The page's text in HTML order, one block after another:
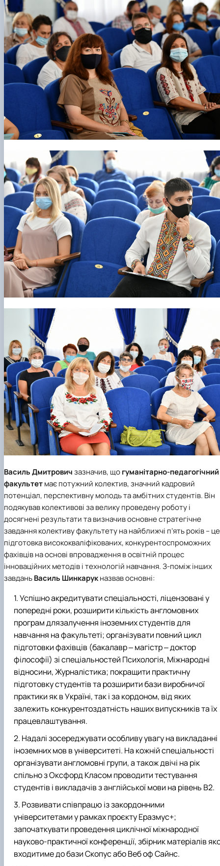
Василь Дмитровичзазначив, щогуманітарно-педагогічний
факультетмає потужний колектив, значний кадровий
потенціал, перспективну молодь та амбітних студентів. Він
подякував колективові за велику проведену роботу і
досягнені результати та визначив основне стратегічне
завдання колективу факультету на найближчі п’ять років – це
підготовка висококваліфікованих, конкурентоспроможних
фахівців на основі впровадження в освітній процес
інноваційних методів і технологій навчання. З-поміж інших
завданьВасиль Шинкарукназвав основні:
Успішно акредитувати спеціальності, ліцензовані у
попередні роки, розширити кількість англомовних
програм длязалучення іноземних студентів для
навчання на факультеті; організувати повний цикл
підготовки фахівців (бакалавр ‒ магістр ‒ доктор
філософії) зі спеціальностей Психологія, Міжнародні
відносини, Журналістика; покращити практичну
підготовку студентів та розширити бази виробничої
практики як в Україні, так і за кордоном, від яких
залежить конкурентоздатність наших випускників та їх
працевлаштування.
Надалі зосереджувати особливу увагу на викладанні
іноземних мов в університеті. На кожній спеціальності
організувати англомовні групи, а також двічі на рік
спільно з Оксфорд Класом проводити тестування
студентів і викладачів з англійської мови на рівень В2.
Розвивати співпрацю із закордонними
університетами у рамках проєкту Еразмус+;
започаткувати проведення циклічної міжнародної
науково-практичної конференції, збірник матеріалів
входитиме до бази Скопус або Веб оф Сайнс.